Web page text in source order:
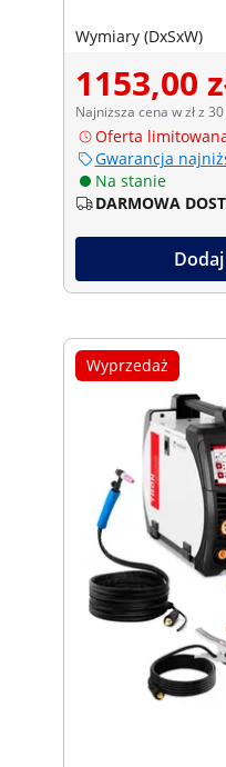
Wymiary (DxSxW)
1153,00
Najniższa cena w zł z
Oferta
Gwarancja
Na stanie
DARMOWA
Wyprzedaż